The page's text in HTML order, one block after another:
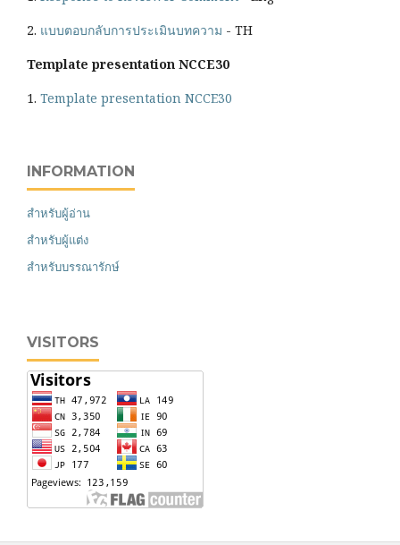
2. แบบตอบกลับการประเมินบทความ - TH
Template presentation NCCE30
1. Template presentation NCCE30
INFORMATION
สำหรับผู้อ่าน
สำหรับผู้แต่ง
สำหรับบรรณารักษ์
VISITORS